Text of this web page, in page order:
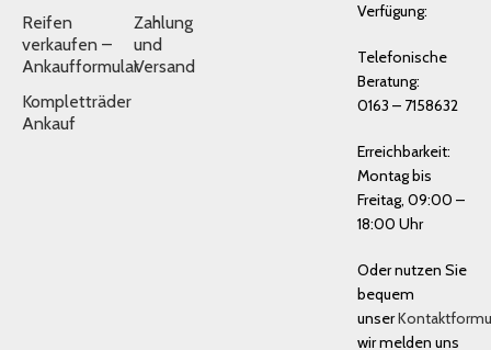
Reifen
verkaufen –
Ankaufformular
Kompletträder
Ankauf
Zahlung
und
Versand
Verfügung:
Telefonische
Beratung:
0163 – 7158632
Erreichbarkeit:
Montag bis
Freitag, 09:00 –
18:00 Uhr
Oder nutzen Sie
bequem
unser
wir melden uns